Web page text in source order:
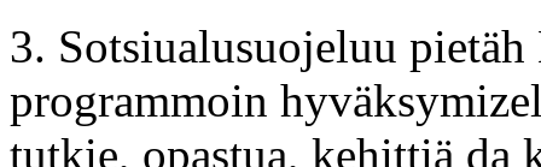
3. Sotsiualusuojeluu
programmoin
tutkie, opastua, kehittiä da